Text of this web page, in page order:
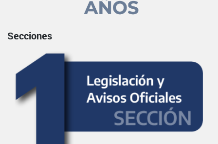
Secciones